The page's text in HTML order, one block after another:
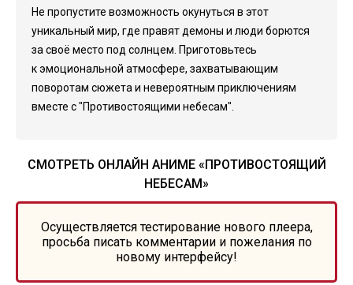
Не пропустите возможность окунуться в этот
уникальный мир, где правят демоны и люди борются
за своё место под солнцем. Приготовьтесь
к эмоциональной атмосфере, захватывающим
поворотам сюжета и невероятным приключениям
вместе с "Противостоящими небесам".
СМОТРЕТЬ ОНЛАЙН АНИМЕ «ПРОТИВОСТОЯЩИЙ
НЕБЕСАМ»
Осуществляется тестирование нового плеера,
просьба писать комментарии и пожелания по
новому интерфейсу!